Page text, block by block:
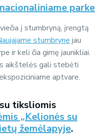
parke
į stumbryną, įrengtą
stumbryne jau
ir keli čia gimę jaunikliai.
aikštelės gali stebėti
aptvare.
tiksliomis
„Kelionės su
žemėlapyje.